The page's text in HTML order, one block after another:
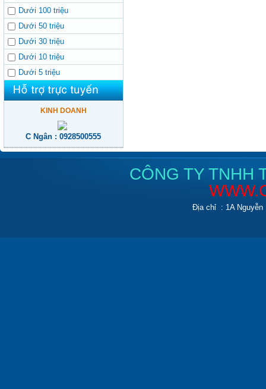
Dưới 100 triệu
Dưới 50 triệu
Dưới 30 triệu
Dưới 10 triệu
Dưới 5 triệu
KINH DOANH
C Ngân : 0928500555
CÔNG TY TNHH
Địa chỉ : 1A